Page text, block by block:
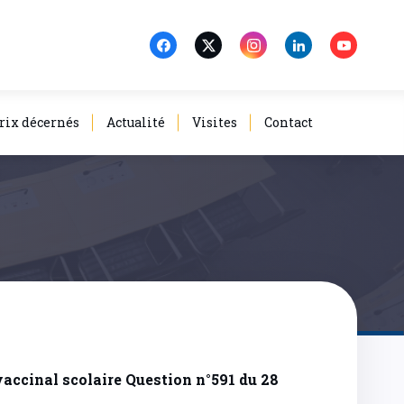
décernés Actualité Visites Contact
scolaire Question n°591 du 28